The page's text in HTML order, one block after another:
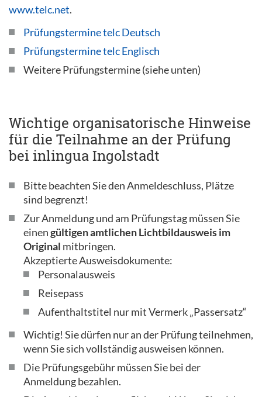
www.telc.net.
Prüfungstermine telc Deutsch
Prüfungstermine telc Englisch
Weitere Prüfungstermine (siehe unten)
Wichtige organisatorische Hinweise
für die Teilnahme an der Prüfung
bei inlingua Ingolstadt
Bitte beachten Sie den Anmeldeschluss, Plätze
sind begrenzt!
Zur Anmeldung und am Prüfungstag müssen Sie
einengültigen amtlichen Lichtbildausweis im
Original mitbringen.
Akzeptierte Ausweisdokumente:
Personalausweis
Reisepass
Aufenthaltstitel nur mit Vermerk „Passersatz“
Wichtig! Sie dürfen nur an der Prüfung teilnehmen,
wenn Sie sich vollständig ausweisen können.
Die Prüfungsgebühr müssen Sie bei der
Anmeldung bezahlen.